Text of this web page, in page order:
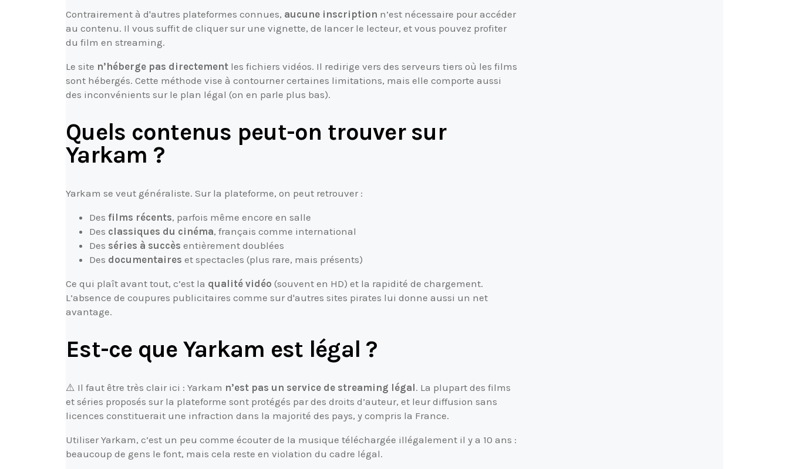
Contrairement à d'autres plateformes connues, aucune inscription n’est nécessaire pour accéder
au contenu. Il vous suffit de cliquer sur une vignette, de lancer le lecteur, et vous pouvez profiter
du film en streaming.
Le site n’héberge pas directement les fichiers vidéos. Il redirige vers des serveurs tiers où les films
sont hébergés. Cette méthode vise à contourner certaines limitations, mais elle comporte aussi
des inconvénients sur le plan légal (on en parle plus bas).
Quels contenus peut-on trouver sur
Yarkam ?
Yarkam se veut généraliste. Sur la plateforme, on peut retrouver :
Des films récents, parfois même encore en salle
Des classiques du cinéma, français comme international
Des séries à succès entièrement doublées
Des documentaires et spectacles (plus rare, mais présents)
Ce qui plaît avant tout, c’est la qualité vidéo (souvent en HD) et la rapidité de chargement.
L’absence de coupures publicitaires comme sur d'autres sites pirates lui donne aussi un net
avantage.
Est-ce que Yarkam est légal ?
⚠️ Il faut être très clair ici : Yarkam n’est pas un service de streaming légal. La plupart des films
et séries proposés sur la plateforme sont protégés par des droits d’auteur, et leur diffusion sans
licences constituerait une infraction dans la majorité des pays, y compris la France.
Utiliser Yarkam, c’est un peu comme écouter de la musique téléchargée illégalement il y a 10 ans :
beaucoup de gens le font, mais cela reste en violation du cadre légal.